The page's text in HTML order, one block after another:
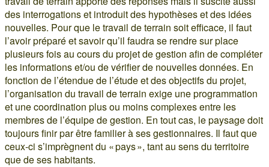
des interrogations et introduit des hypothèses et des idées
nouvelles. Pour que le travail de terrain soit efficace, il faut
l’avoir préparé et savoir qu’il faudra se rendre sur place
plusieurs fois au cours du projet de gestion afin de compléter
les informations et/ou de vérifier de nouvelles données. En
fonction de l’étendue de l’étude et des objectifs du projet,
l’organisation du travail de terrain exige une programmation
et une coordination plus ou moins complexes entre les
membres de l’équipe de gestion. En tout cas, le paysage doit
toujours finir par être familier à ses gestionnaires. Il faut que
ceux-ci s’imprègnent du « pays », tant au sens du territoire
que de ses habitants.